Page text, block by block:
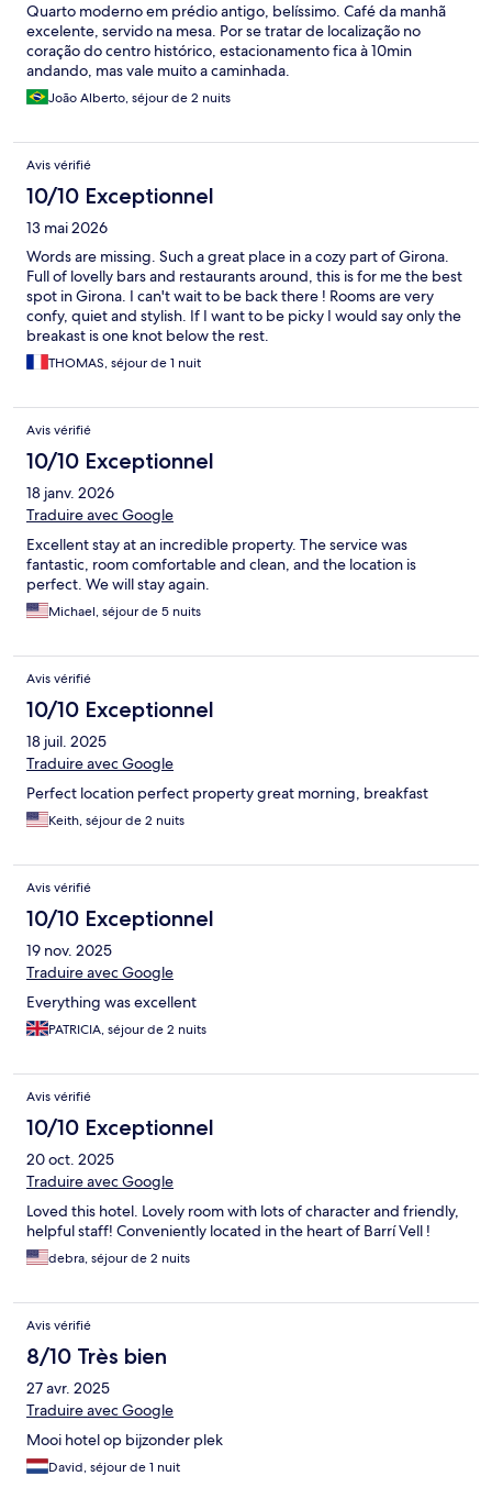
Quarto moderno em prédio antigo, belíssimo. Café da manhã
excelente, servido na mesa. Por se tratar de localização no
coração do centro histórico, estacionamento fica à 10min
andando, mas vale muito a caminhada.
João Alberto, séjour de 2 nuits
Avis vérifié
10/10 Exceptionnel
13 mai 2026
Words are missing. Such a great place in a cozy part of Girona.
Full of lovelly bars and restaurants around, this is for me the best
spot in Girona. I can't wait to be back there ! Rooms are very
confy, quiet and stylish. If I want to be picky I would say only the
breakast is one knot below the rest.
THOMAS, séjour de 1 nuit
Avis vérifié
10/10 Exceptionnel
18 janv. 2026
Traduire avec Google
Excellent stay at an incredible property. The service was
fantastic, room comfortable and clean, and the location is
perfect. We will stay again.
Michael, séjour de 5 nuits
Avis vérifié
10/10 Exceptionnel
18 juil. 2025
Traduire avec Google
Perfect location perfect property great morning, breakfast
Keith, séjour de 2 nuits
Avis vérifié
10/10 Exceptionnel
19 nov. 2025
Traduire avec Google
Everything was excellent
PATRICIA, séjour de 2 nuits
Avis vérifié
10/10 Exceptionnel
20 oct. 2025
Traduire avec Google
Loved this hotel. Lovely room with lots of character and friendly,
helpful staff! Conveniently located in the heart of Barrí Vell !
debra, séjour de 2 nuits
Avis vérifié
8/10 Très bien
27 avr. 2025
Traduire avec Google
Mooi hotel op bijzonder plek
David, séjour de 1 nuit